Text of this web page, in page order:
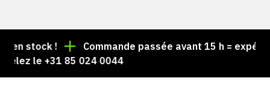
stock !
Commande passée avant 15 h = expédiée
le +31 85 024 0044